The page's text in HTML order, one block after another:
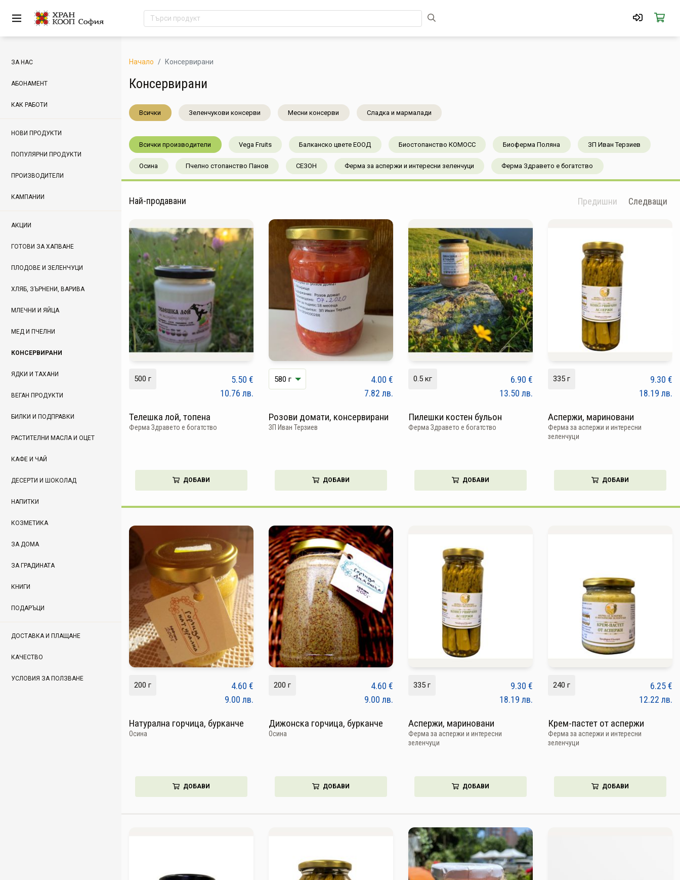
ЗА НАС
АБОНАМЕНТ
КАК РАБОТИ
НОВИ ПРОДУКТИ
ПОПУЛЯРНИ ПРОДУКТИ
ПРОИЗВОДИТЕЛИ
КАМПАНИИ
АКЦИИ
ГОТОВИ ЗА ХАПВАНЕ
ПЛОДОВЕ И ЗЕЛЕНЧУЦИ
ХЛЯБ, ЗЪРНЕНИ, ВАРИВА
МЛЕЧНИ И ЯЙЦА
МЕД И ПЧЕЛНИ
КОНСЕРВИРАНИ
ЯДКИ И ТАХАНИ
ВЕГАН ПРОДУКТИ
БИЛКИ И ПОДПРАВКИ
РАСТИТЕЛНИ МАСЛА И ОЦЕТ
КАФЕ И ЧАЙ
ДЕСЕРТИ И ШОКОЛАД
НАПИТКИ
КОЗМЕТИКА
ЗА ДОМА
ЗА ГРАДИНАТА
КНИГИ
ПОДАРЪЦИ
ДОСТАВКА И ПЛАЩАНЕ
КАЧЕСТВО
УСЛОВИЯ ЗА ПОЛЗВАНЕ
Начало Консервирани
Консервирани
Всички Зеленчукови консерви Месни консерви Сладка и мармалади
Всички производители Vega Fruits Балканско цвете ЕООД Биостопанство КОМОСС Биоферма Поляна ЗП Иван Терзиев
Осина Пчелно стопанство Панов СЕЗОН Ферма за аспержи и интересни зеленчуци Ферма Здравето е богатство
Най-продавани
500 г 5.50 €
10.76 лв.
Телешка лой, топена
Ферма Здравето е богатство
ДОБАВИ
4.00 €
7.82 лв.
Розови домати, консервирани
ЗП Иван Терзиев
ДОБАВИ
0.5 кг 6.90 €
13.50 лв.
Пилешки костен бульон
Ферма Здравето е богатство
ДОБАВИ
335 г 9.30 €
18.19 лв.
Аспержи, мариновани
Ферма за аспержи и интересни
зеленчуци
ДОБАВИ
200 г 4.60 €
9.00 лв.
Натурална горчица, бурканче
Осина
ДОБАВИ
200 г 4.60 €
9.00 лв.
Дижонска горчица, бурканче
Осина
ДОБАВИ
335 г 9.30 €
18.19 лв.
Аспержи, мариновани
Ферма за аспержи и интересни
зеленчуци
ДОБАВИ
240 г 6.25€
12.22 лв.
Крем-пастет от аспержи
Ферма за аспержи и интересни
зеленчуци
ДОБАВИ